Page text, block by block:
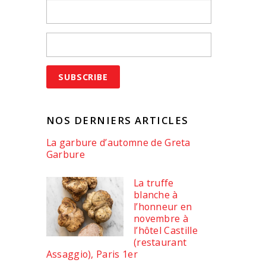
NOS DERNIERS ARTICLES
La garbure d’automne de Greta
Garbure
La truffe
blanche à
l’honneur en
novembre à
l’hôtel Castille
(restaurant
Assaggio), Paris 1er